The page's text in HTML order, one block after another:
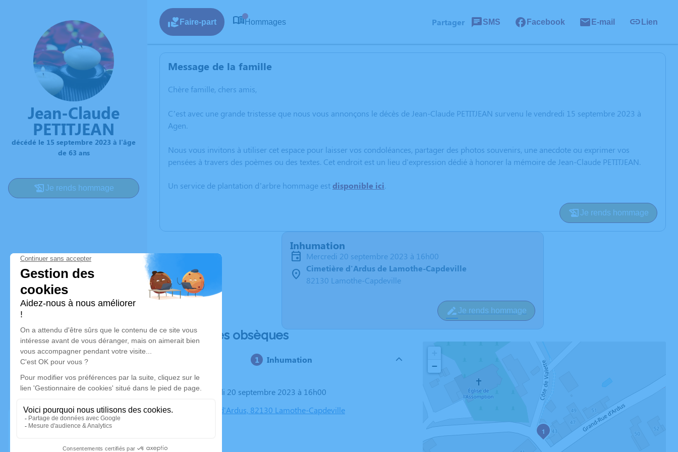
Jean-Claude
PETITJEAN
décédé le 15 septembre 2023 à l'âge
de 63 ans
Je rends hommage
Faire-part Hommages Partager SMS Facebook E-mail Lien
Message de la famille
Chère famille, chers amis,
C’est avec une grande tristesse que nous vous annonçons le décès de Jean-Claude PETITJEAN survenu le vendredi 15 septembre 2023 à
Agen.
Nous vous invitons à utiliser cet espace pour laisser vos condoléances, partager des photos souvenirs, une anecdote ou exprimer vos
pensées à travers des poèmes ou des textes. Cet endroit est un lieu d'expression dédié à honorer la mémoire de Jean-Claude PETITJEAN.
Un service de plantation d’arbre hommage estdisponible ici.
Je rends hommage
Inhumation
mercredi 20 septembre 2023 à 16h00
Cimetière d'Ardus de Lamothe-Capdeville
82130 Lamothe-Capdeville
Je rends hommage
Déroulé des obsèques
Inhumation
Le mercredi 20 septembre 2023 à 16h00
Cimetière d'Ardus, 82130 Lamothe-Capdeville
1
−